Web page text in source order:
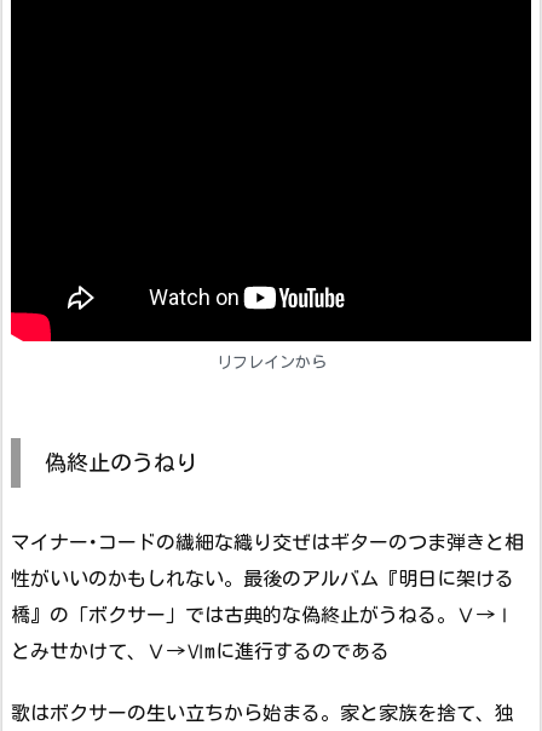
リフレインから
偽終止のうねり
マイナー･コードの繊細な織り交ぜはギターのつま弾きと相
性がいいのかもしれない。最後のアルバム『明日に架ける
橋』の「ボクサー」では古典的な偽終止がうねる。Ⅴ→Ⅰ
とみせかけて、Ⅴ→Ⅵmに進行するのである
歌はボクサーの生い立ちから始まる。家と家族を捨て、独